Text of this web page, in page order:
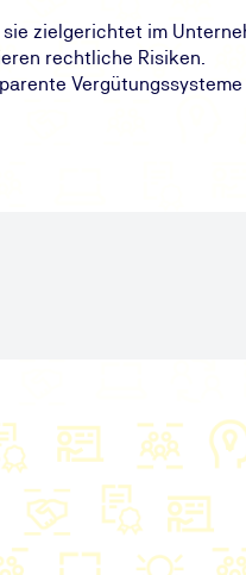
zielgerichtet im
rechtliche Risiken.
Vergütungssysteme